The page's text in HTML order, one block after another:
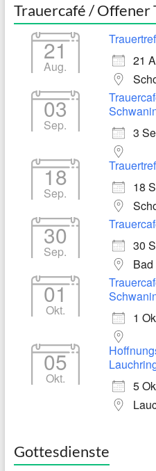
Trauercafé / Offener
21
Aug.
21
03
Sep.
3
18
Sep.
18
30
Sep.
30
01
Okt.
1
05
Okt.
5
Gottesdienste